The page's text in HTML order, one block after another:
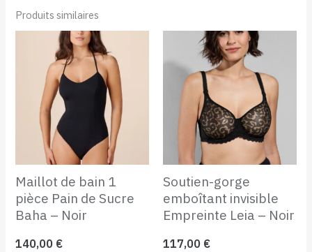
Produits similaires
Maillot de bain 1
pièce Pain de Sucre
Baha – Noir
140,00 €
Soutien-gorge
emboîtant invisible
Empreinte Leia – Noir
117,00 €